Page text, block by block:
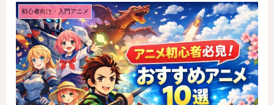
初心者向け・入門アニメ